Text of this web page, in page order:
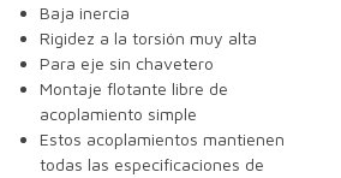
Baja inercia
Rigidez a la torsión muy alta
Para eje sin chavetero
Montaje flotante libre de
acoplamiento simple
Estos acoplamientos mantienen
todas las especificaciones de